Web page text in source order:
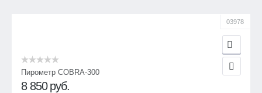
03978
Пирометр COBRA-300
8 850 руб.